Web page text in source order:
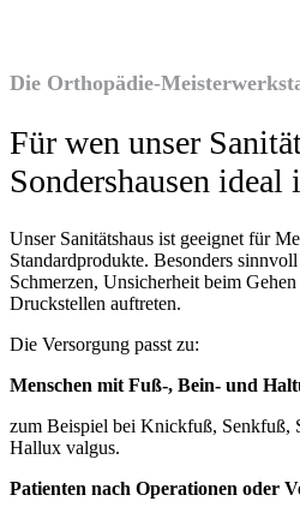
Die Orthopädie-
Für wen unser
Sondershausen ideal
Unser Sanitätshaus ist geeignet für
Standardprodukte. Besonders
Schmerzen, Unsicherheit beim
Druckstellen auftreten.
Die Versorgung passt zu:
Menschen mit Fuß-, Bein- und
zum Beispiel bei Knickfuß, Senkfuß,
Hallux valgus.
Patienten nach Operationen oder